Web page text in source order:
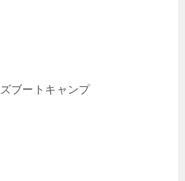
ブートキャンプ